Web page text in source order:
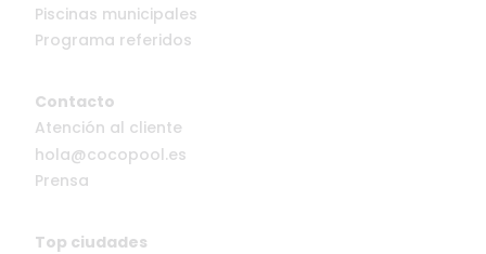
Piscinas municipales
Programa referidos
Contacto
Atención al cliente
hola@cocopool.es
Prensa
Top ciudades